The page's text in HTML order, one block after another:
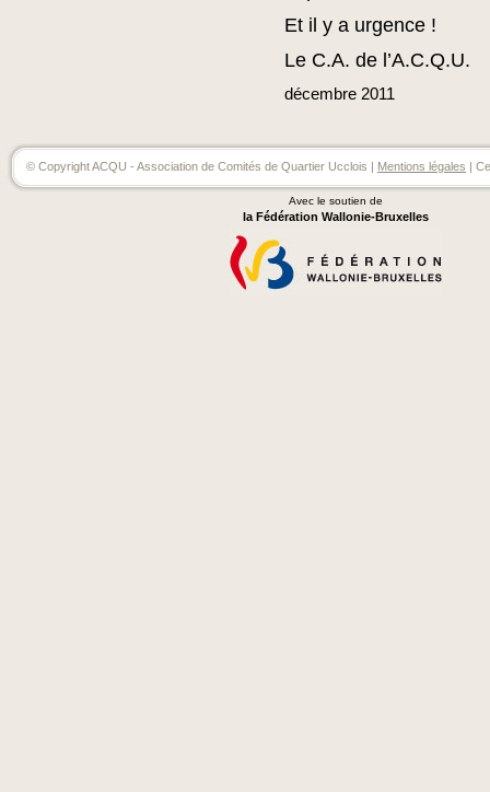
Et il y a urgence !
Le C.A. de l’A.C.Q.U.
décembre 2011
© Copyright ACQU - Association de Comités de Quartier Ucclois | Mentions légales |
Avec le soutien de
la Fédération Wallonie-Bruxelles